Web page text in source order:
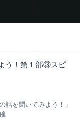
う！第１部③スピ
話を聞いてみよう！」